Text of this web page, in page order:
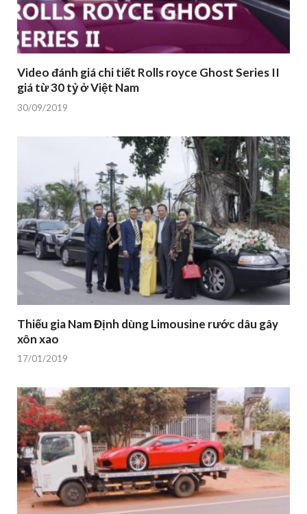
Video đánh giá chi tiết Rolls royce Ghost Series II
giá từ 30 tỷ ở Việt Nam
30/09/2019
Thiếu gia Nam Định dùng Limousine rước dâu gây
xôn xao
17/01/2019